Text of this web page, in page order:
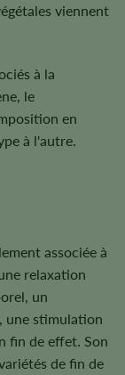
viennent
à la
le
en
à l'autre.
associée à
relaxation
un
une stimulation
fin de effet. Son
de fin de